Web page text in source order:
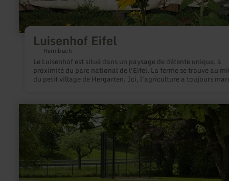
Luisenhof Eifel
Heimbach
Le Luisenhof est situé dans un paysage de détente unique, à
proximité du parc national de l'Eifel. La ferme se trouve au
du petit village de Hergarten. Ici, l'agriculture a toujours
nature.
en
savoir
plus
Minigolfplatz
Wittlich